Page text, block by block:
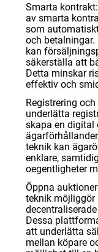
Smarta
av smarta
som
och
kan
säkerställa att
Detta minskar
effektiv och
Registrering
underlätta
skapa en digital
teknik kan
enklare,
oegentligheter
Öppna
teknik möjliggör
Dessa
att underlätta
mellan köpare